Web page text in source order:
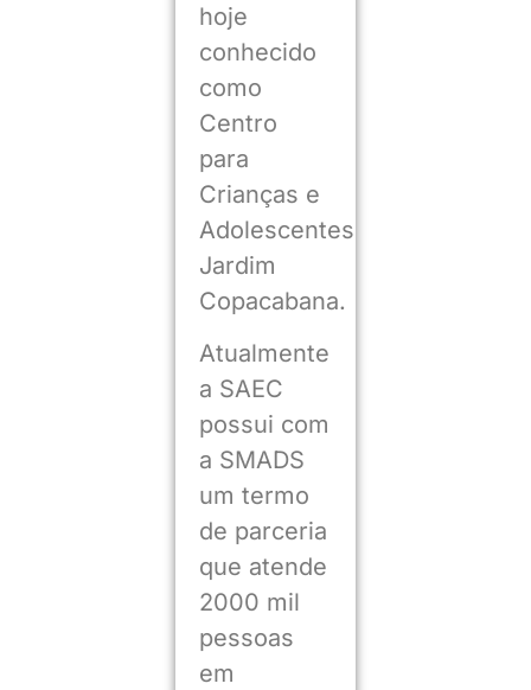
hoje
conhecido
como
Centro
para
Crianças e
Adolescentes
Jardim
Copacabana.
Atualmente
a SAEC
possui com
a SMADS
um termo
de parceria
que atende
2000 mil
pessoas
em